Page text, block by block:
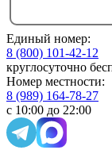
Единый номер:
8 (800) 101-42-12
круглосуточно
Номер местности:
8 (989) 164-78-27
с 10:00 до 22:00